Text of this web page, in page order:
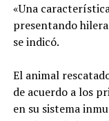
«Una
presentando
se indicó.
El animal
de acuerdo a los
en su sistema